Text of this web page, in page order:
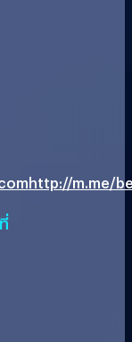
http://m.me/